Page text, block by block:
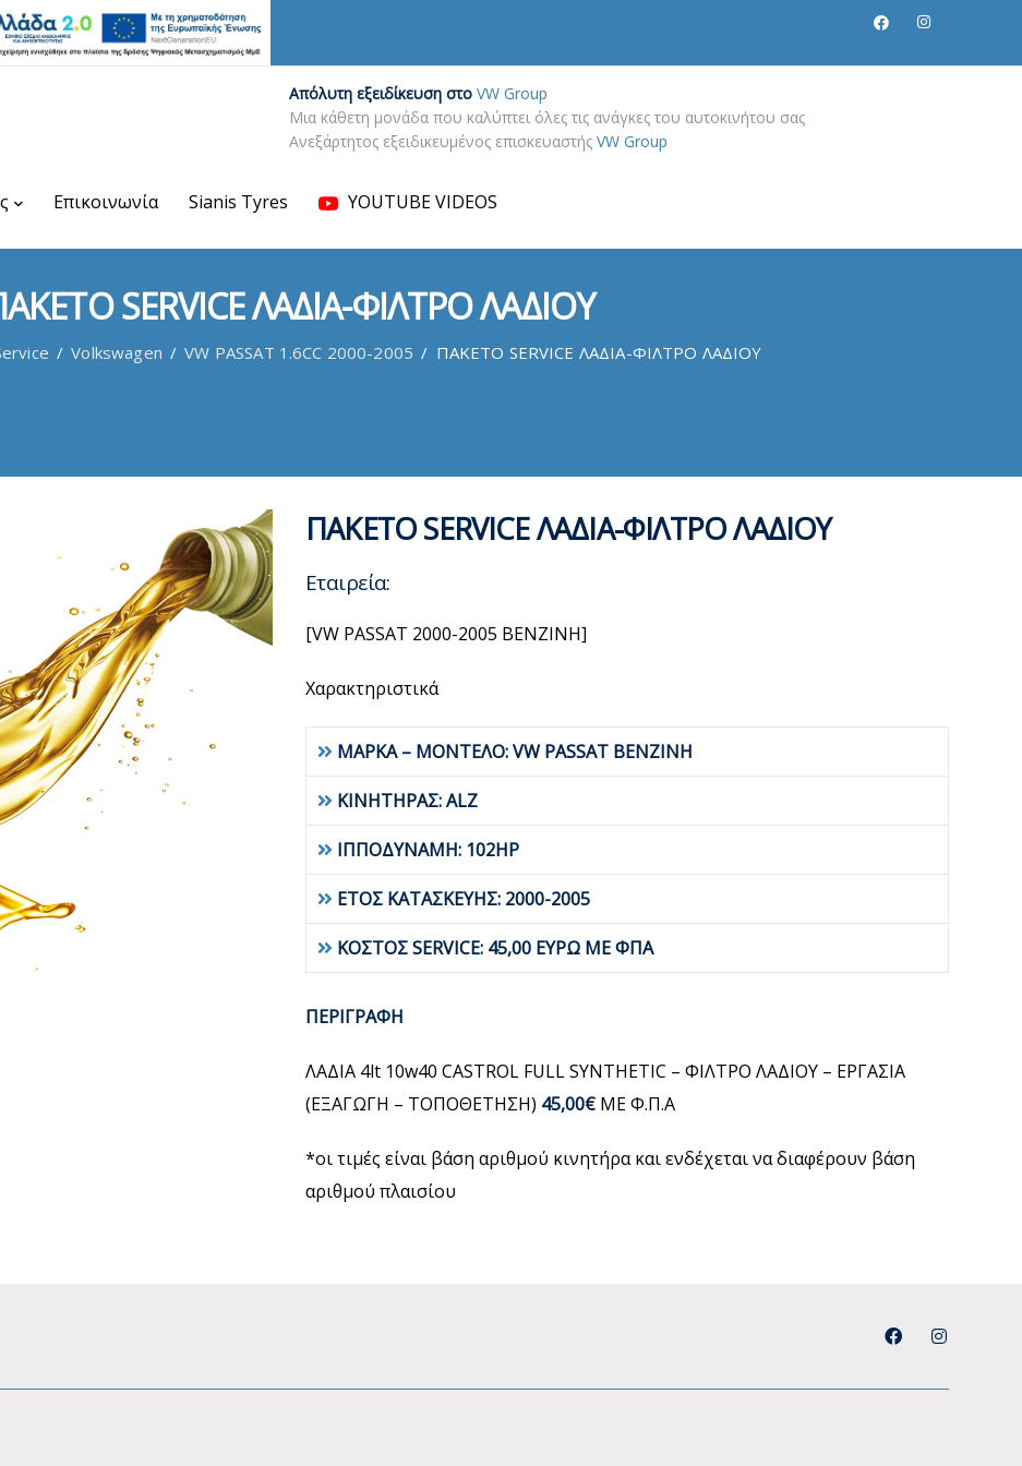
Απόλυτη εξειδίκευση στο VW Group
Μια κάθετη μονάδα που καλύπτει όλες τις ανάγκες του αυτοκινήτου σας
Ανεξάρτητος εξειδικευμένος επισκευαστής VW Group
Επικοινωνία Sianis Tyres YOUTUBE VIDEOS
SERVICE ΛΑΔΙΑ-ΦΙΛΤΡΟ ΛΑΔΙΟΥ
/ Volkswagen / VW PASSAT 1.6CC 2000-2005 / ΠΑΚΕΤΟ SERVICE ΛΑΔΙΑ-ΦΙΛΤΡΟ ΛΑΔΙΟΥ
ΠΑΚΕΤΟ SERVICE ΛΑΔΙΑ-ΦΙΛΤΡΟ ΛΑΔΙΟΥ
Εταιρεία:
[VW PASSAT 2000-2005 BENZINH]
Χαρακτηριστικά
ΜΑΡΚΑ – ΜΟΝΤΕΛΟ: VW PASSAT BENZINH
ΚΙΝΗΤΗΡΑΣ: ALZ
ΙΠΠΟΔΥΝΑΜΗ: 102HP
ΕΤΟΣ ΚΑΤΑΣΚΕΥΗΣ: 2000-2005
ΚΟΣΤΟΣ SERVICE: 45,00 ΕΥΡΩ ΜΕ ΦΠΑ
ΠΕΡΙΓΡΑΦΗ
ΛΑΔΙΑ 4lt 10w40 CASTROL FULL SYNTHETIC – ΦΙΛΤΡΟ ΛΑΔΙΟΥ – ΕΡΓΑΣΙΑ
(ΕΞΑΓΩΓΗ – ΤΟΠΟΘΕΤΗΣΗ) 45,00€ ΜΕ Φ.Π.Α
*οι τιμές είναι βάση αριθμού κινητήρα και ενδέχεται να διαφέρουν βάση
αριθμού πλαισίου